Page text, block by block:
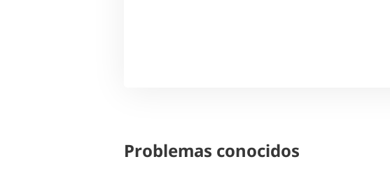
Problemas conocidos